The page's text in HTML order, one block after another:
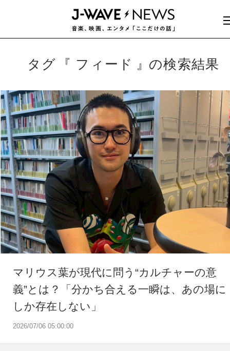
タグ フィード の検索結果
2026/07/06 05:00:00
マリウス葉が現代に問う“カルチャーの意
義”とは？「分かち合える一瞬は、あの場に
しか存在しない」